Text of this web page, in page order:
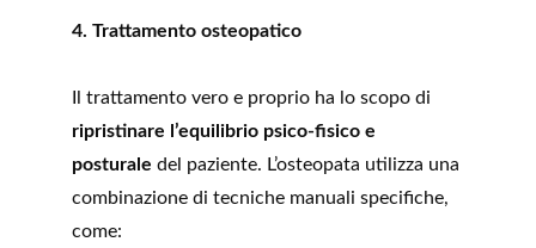
4. Trattamento osteopatico
Il trattamento vero e proprio ha lo scopo di
ripristinare l’equilibrio psico-fisico e
posturale del paziente. L’osteopata utilizza una
combinazione di tecniche manuali specifiche,
come: